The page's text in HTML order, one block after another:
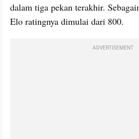
dalam tiga pekan terakhir.
Elo ratingnya dimulai dari 800.
ADVERTISEMENT